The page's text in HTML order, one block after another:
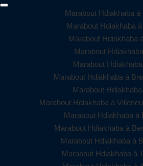
Marabout Hdiakhaba à
Marabout Hdiakhaba
Marabout Hdiakhaba
Marabout
Marabout
Marabout Hdiakhaba à
Marabout
Marabout Hdiakhaba à
Marabout Hdiakhaba à
Marabout Hdiakhaba à
Marabout Hdiakhaba à
Marabout Hdiakhaba à